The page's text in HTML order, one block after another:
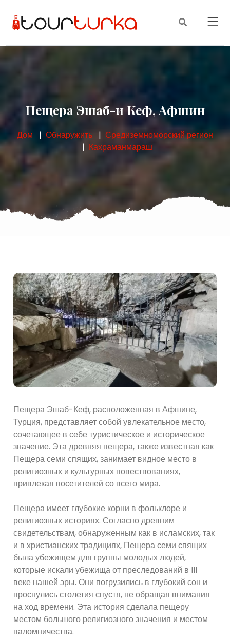
Пещера Эшаб-и Кеф, Афшин
Дом Обнаружить
Средиземноморский регион
Кахраманмараш
Пещера Эшаб-Кеф, расположенная в Афшине,
Турция, представляет собой увлекательное место,
сочетающее в себе туристическое и историческое
значение. Эта древняя пещера, также известная как
Пещера семи спящих, занимает видное место в
религиозных и культурных повествованиях,
привлекая посетителей со всего мира.
Пещера имеет глубокие корни в фольклоре и
религиозных историях. Согласно древним
свидетельствам, обнаруженным как в исламских, так
и в христианских традициях, Пещера семи спящих
была убежищем для группы молодых людей,
которые искали убежища от преследований в III
веке нашей эры. Они погрузились в глубокий сон и
проснулись столетия спустя, не обращая внимания
на ход времени. Эта история сделала пещеру
местом большого религиозного значения и местом
паломничества.